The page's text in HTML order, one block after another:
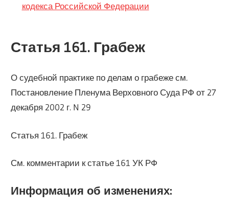
кодекса Российской Федерации
Статья 161. Грабеж
О судебной практике по делам о грабеже см.
Постановление Пленума Верховного Суда РФ от 27
декабря 2002 г. N 29
Статья 161. Грабеж
См. комментарии к статье 161 УК РФ
Информация об изменениях: